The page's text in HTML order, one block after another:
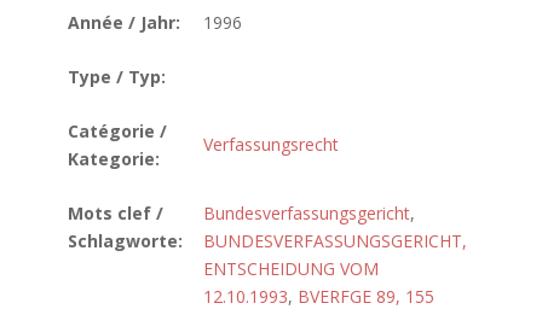
Année / Jahr: 1996
Type / Typ:
Catégorie /
Kategorie:
Verfassungsrecht
Mots clef /
Schlagworte:
Bundesverfassungsgericht,
BUNDESVERFASSUNGSGERICHT,
ENTSCHEIDUNG VOM
12.10.1993, BVERFGE 89, 155